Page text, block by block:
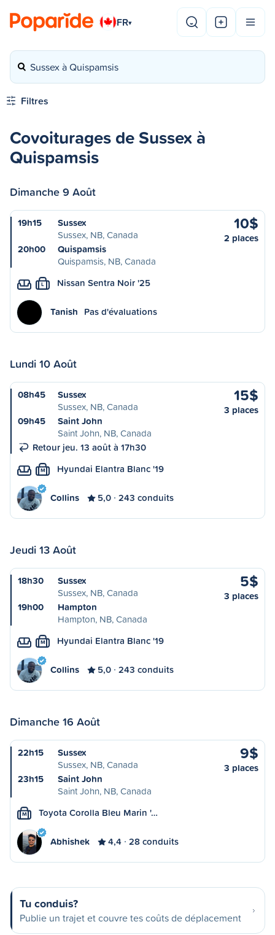
FR▾
Sussex à Quispamsis
Filtres
Covoiturages de Sussex à
Quispamsis
Dimanche 9 Août
19h15
Sussex
Sussex, NB, Canada
20h00
Quispamsis
Quispamsis, NB, Canada
10$
2 places
L Nissan Sentra Noir '25
Tanish Pas d'évaluations
Lundi 10 Août
08h45
Sussex
Sussex, NB, Canada
09h45
Saint John
Saint John, NB, Canada
Retour jeu. 13 août à 17h30
15$
3 places
M Hyundai Elantra Blanc '19
Collins 5,0 243 conduits
Jeudi 13 Août
18h30
Sussex
Sussex, NB, Canada
19h00
Hampton
Hampton, NB, Canada
5$
3 places
M Hyundai Elantra Blanc '19
Collins 5,0 243 conduits
Dimanche 16 Août
22h15
Sussex
Sussex, NB, Canada
23h15
Saint John
Saint John, NB, Canada
9$
3 places
M Toyota Corolla Bleu Marin '…
Abhishek 4,4 28 conduits
Tu conduis?
Publie un trajet et couvre tes coûts de déplacement